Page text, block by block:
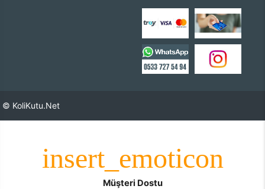
© KoliKutu.Net
Müşteri Dostu